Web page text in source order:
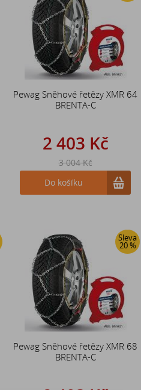
Pewag Sněhové řetězy XMR 64
BRENTA-C
2 403 Kč
3 004 Kč
Do košíku
Sleva
20 %
Pewag Sněhové řetězy XMR 68
BRENTA-C